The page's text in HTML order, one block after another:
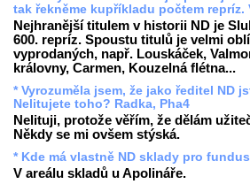
tak řekněme kupříkladu počtem repríz.
Nejhranější titulem v historii ND je
600. repríz. Spoustu titulů je velmi
vyprodaných, např. Louskáček,
královny, Carmen, Kouzelná flétna...
* Vyrozuměla jsem, že jako ředitel ND
Nelitujete toho? Radka, Pha4
Nelituji, protože věřím, že dělám
Někdy se mi ovšem stýská.
* Kde má vlastně ND sklady pro
V areálu skladů u Apolináře.